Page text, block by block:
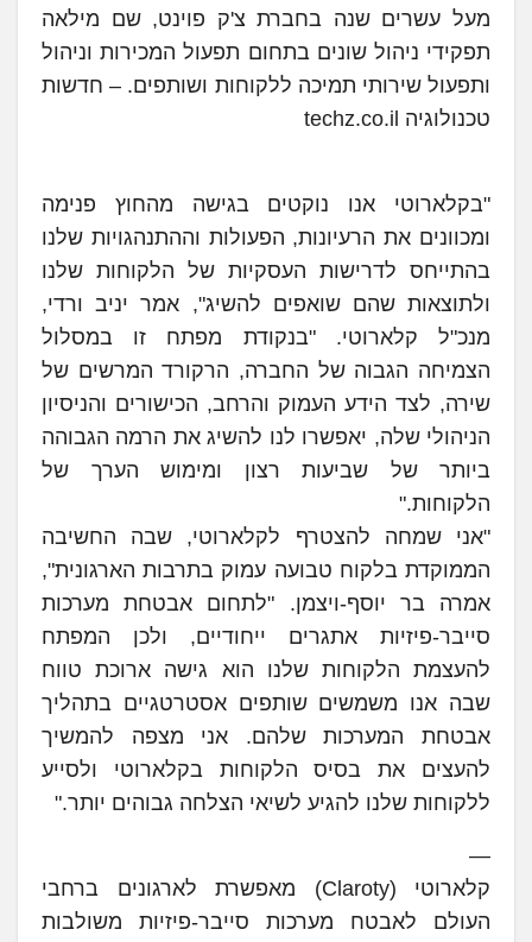
מעל עשרים שנה בחברת צ'ק פוינט, שם מילאה
תפקידי ניהול שונים בתחום תפעול המכירות וניהול
ותפעול שירותי תמיכה ללקוחות ושותפים. – חדשות
טכנולוגיה techz.co.il
"בקלארוטי אנו נוקטים בגישה מהחוץ פנימה
ומכוונים את הרעיונות, הפעולות וההתנהגויות שלנו
בהתייחס לדרישות העסקיות של הלקוחות שלנו
ולתוצאות שהם שואפים להשיג", אמר יניב ורדי,
מנכ"ל קלארוטי. "בנקודת מפתח זו במסלול
הצמיחה הגבוה של החברה, הרקורד המרשים של
שירה, לצד הידע העמוק והרחב, הכישורים והניסיון
הניהולי שלה, יאפשרו לנו להשיג את הרמה הגבוהה
ביותר של שביעות רצון ומימוש הערך של
הלקוחות."
"אני שמחה להצטרף לקלארוטי, שבה החשיבה
הממוקדת בלקוח טבועה עמוק בתרבות הארגונית",
אמרה בר יוסף-ויצמן. "לתחום אבטחת מערכות
סייבר-פיזיות אתגרים ייחודיים, ולכן המפתח
להעצמת הלקוחות שלנו הוא גישה ארוכת טווח
שבה אנו משמשים שותפים אסטרטגיים בתהליך
אבטחת המערכות שלהם. אני מצפה להמשיך
להעצים את בסיס הלקוחות בקלארוטי ולסייע
ללקוחות שלנו להגיע לשיאי הצלחה גבוהים יותר."
—
קלארוטי (Claroty) מאפשרת לארגונים ברחבי
העולם לאבטח מערכות סייבר-פיזיות משולבות